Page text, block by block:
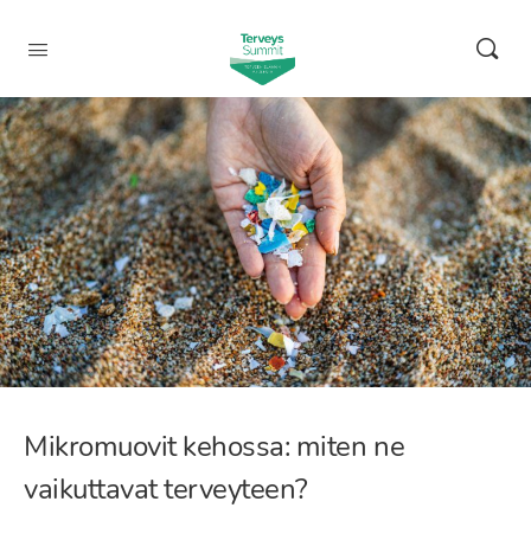
Mikromuovit kehossa: miten ne
vaikuttavat terveyteen?